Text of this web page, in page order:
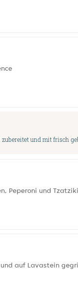
und mit frisch
Peperoni und Tzatziki
auf Lavastein